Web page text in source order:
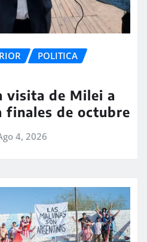
POLITICA
visita de Milei a
finales de octubre
4, 2026